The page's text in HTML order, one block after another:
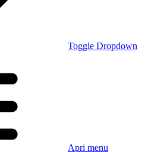
Toggle Dropdown
Apri menu